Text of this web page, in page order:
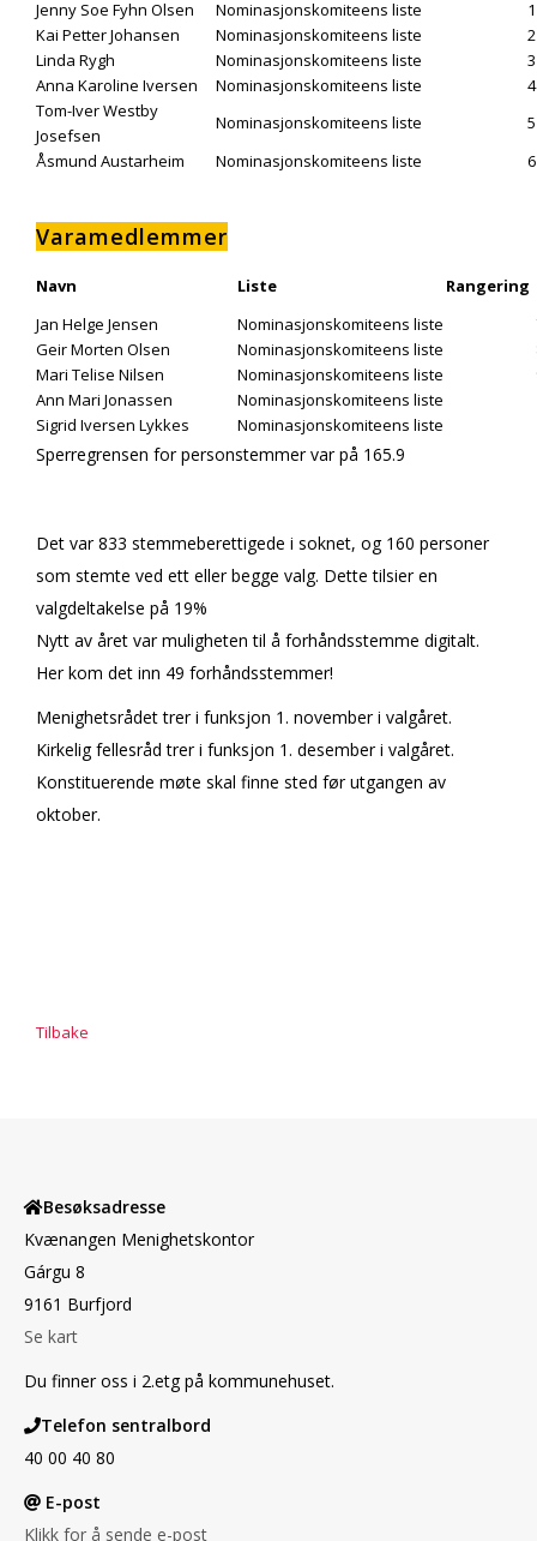
Jenny Sofie Fyhn Olsen
Nominasjonskomiteens liste
1
Kai Petter Johansen
Nominasjonskomiteens liste
2
Linda Rygh
Nominasjonskomiteens liste
3
Anna Karoline Iversen
Nominasjonskomiteens liste
4
Tom-Iver Westby
Josefsen
Nominasjonskomiteens liste
5
Åsmund Austarheim
Nominasjonskomiteens liste 6
Varamedlemmer
Navn Liste Rangering
Jan Helge Jensen
Nominasjonskomiteens liste
Geir Morten Olsen
Nominasjonskomiteens liste
Mari Telise Nilsen
Nominasjonskomiteens liste
Ann Mari Jonassen
Nominasjonskomiteens liste
Sigrid Iversen Lykkes
Nominasjonskomiteens liste
Sperregrensen for personstemmer var på 165.9
Det var 833 stemmeberettigede i soknet, og 160 personer
som stemte ved ett eller begge valg. Dette tilsier en
valgdeltakelse på 19%
Nytt av året var muligheten til å forhåndsstemme digitalt.
Her kom det inn 49 forhåndsstemmer!
Menighetsrådet trer i funksjon 1. november i valgåret.
Kirkelig fellesråd trer i funksjon 1. desember i valgåret.
Konstituerende møte skal finne sted før utgangen av
oktober.
Tilbake
Besøksadresse
Kvænangen Menighetskontor
Gárgu 8
9161 Burfjord
Se kart
Du finner oss i 2.etg på kommunehuset.
Telefon sentralbord
40 00 40 80
E-post
Klikk for å sende e-post